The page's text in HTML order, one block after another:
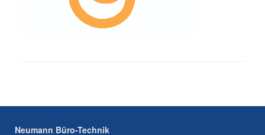
Neumann Büro-Technik